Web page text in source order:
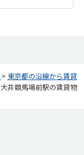
> 東京都の沿線から賃貸
大井競馬場前駅の賃貸物